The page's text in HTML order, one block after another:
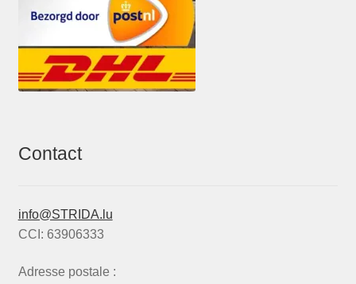
Contact
info@STRIDA.lu
CCI: 63906333
Adresse postale :